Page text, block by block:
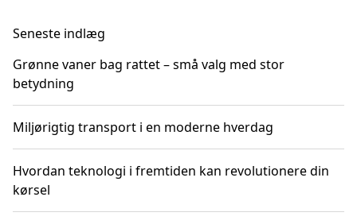
Seneste indlæg
Grønne vaner bag rattet – små valg med stor
betydning
Miljørigtig transport i en moderne hverdag
Hvordan teknologi i fremtiden kan revolutionere din
kørsel